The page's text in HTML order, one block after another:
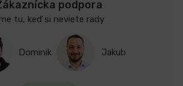
podpora
tu, keď si neviete rady
Dominik Jakub